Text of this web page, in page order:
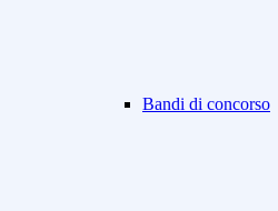
Bandi di concorso